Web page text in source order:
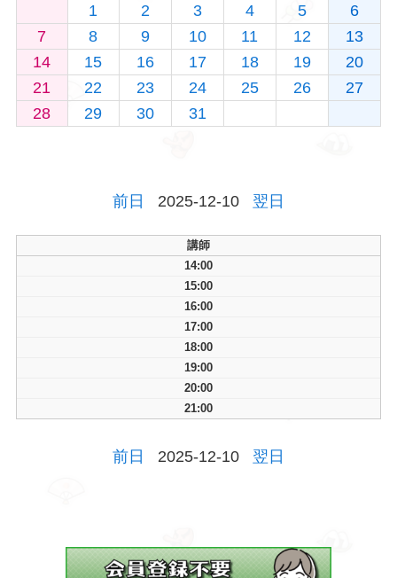
1
2 3 4 5
6
7
8 9 10 11 12
13
14
15 16 17 18 19
20
21
22 23 24 25 26
27
28
29 30 31
前日 2025-12-10 翌日
講師
14:00
15:00
16:00
17:00
18:00
19:00
20:00
21:00
前日 2025-12-10 翌日